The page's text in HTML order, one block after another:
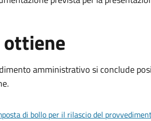
ottiene
amministrativo si conclude
di bollo per il rilascio del